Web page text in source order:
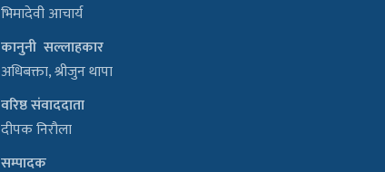
भिमादेवी आचार्य
कानुनी सल्लाहकार
अधिबक्ता, श्रीजुन थापा
वरिष्ठ संवाददाता
दीपक निरौला
सम्पादक